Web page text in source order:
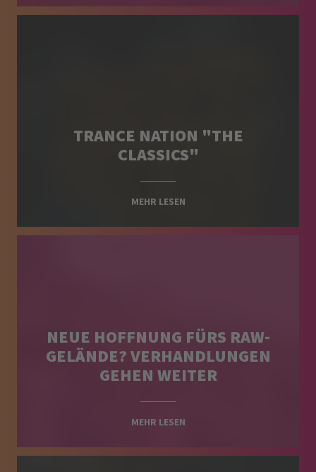
TRANCE NATION "THE
CLASSICS"
MEHR LESEN
NEUE HOFFNUNG FÜRS RAW-
GELÄNDE? VERHANDLUNGEN
GEHEN WEITER
MEHR LESEN